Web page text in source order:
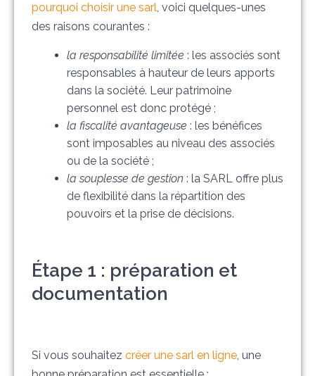
pourquoi choisir une sarl, voici quelques-unes
des raisons courantes :
la responsabilité limitée : les associés sont
responsables à hauteur de leurs apports
dans la société. Leur patrimoine
personnel est donc protégé ;
la fiscalité avantageuse : les bénéfices
sont imposables au niveau des associés
ou de la société ;
la souplesse de gestion : la SARL offre plus
de flexibilité dans la répartition des
pouvoirs et la prise de décisions.
Étape 1 : préparation et
documentation
Si vous souhaitez créer une sarl en ligne, une